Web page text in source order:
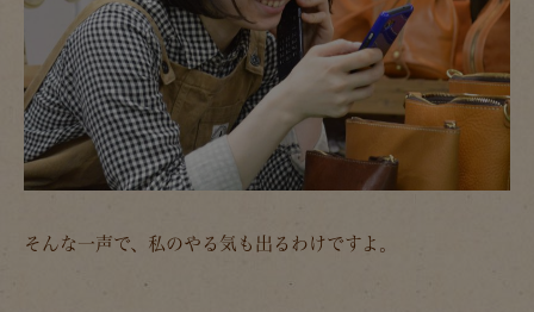
そんな一声で、私のやる気も出るわけですよ。